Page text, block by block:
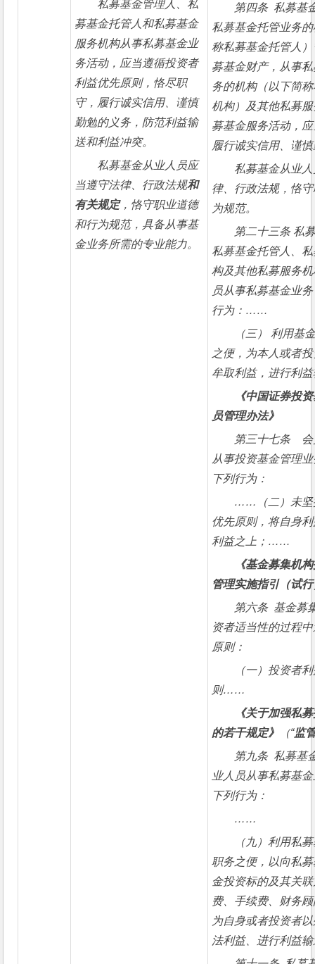
私募基金管理人、私
募基金托管人和私募基金
服务机构从事私募基金业
务活动，应当遵循投资者
利益优先原则，恪尽职
守，履行诚实信用、谨慎
勤勉的义务，防范利益输
送和利益冲突。
私募基金从业人员应
当遵守法律、行政法规和
有关规定，恪守职业道德
和行为规范，具备从事基
金业务所需的专业能力。
第四条  私募基
私募基金托管业务
称私募基金托管人
募基金财产，从事
务的机构（以下简
机构）及其他私募
募基金服务活动，
履行诚实信用、谨
私募基金从业
律、行政法规，恪
为规范。
第二十三条 私
私募基金托管人、
构及其他私募服务
员从事私募基金业
行为：……
（三） 利用基
之便，为本人或者
牟取利益，进行利
《中国证券投
员管理办法》
第三十七条　
从事投资基金管理
下列行为：
……（二）未坚
优先原则，将自身
利益之上；……
《基金募集机
管理实施指引（试
第六条  基金募
资者适当性的过程
原则：
（一）投资者
则……
《关于加强私
的若干规定》
（“监
第九条  私募基
业人员从事私募基
下列行为：
……
（九）利用私
职务之便，以向私
金投资标的及其关
费、手续费、财务
为自身或者投资者
法利益、进行利益